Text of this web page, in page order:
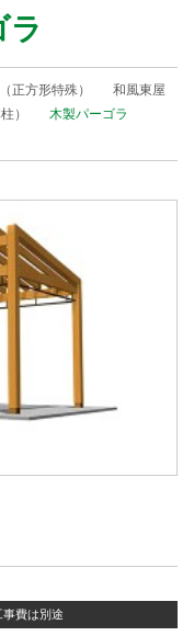
ラ
正方形特殊）
和風東屋
）
木製パーゴラ
費は別途